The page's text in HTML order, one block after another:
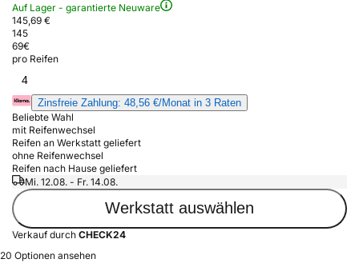
Auf Lager - garantierte Neuware
145,69 €
145
69€
pro Reifen
4
Zinsfreie Zahlung: 48,56 €/Monat in 3 Raten
Beliebte Wahl
mit Reifenwechsel
Reifen an Werkstatt geliefert
ohne Reifenwechsel
Reifen nach Hause geliefert
Mi. 12.08. - Fr. 14.08.
Werkstatt auswählen
Verkauf durch CHECK24
20 Optionen ansehen